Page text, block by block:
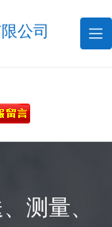
公司 
测量、